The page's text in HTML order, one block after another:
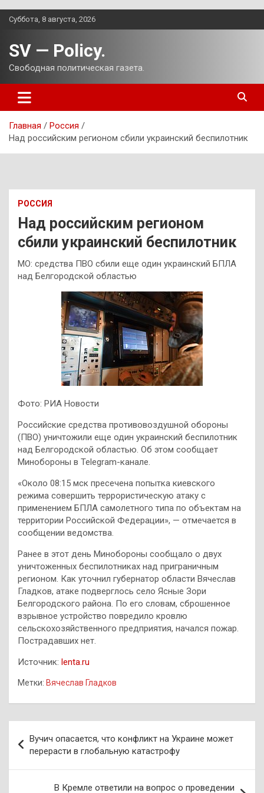
Перейти
Суббота, 8 августа, 2026
SV — Policy.
Свободная политическая газета.
Главная
Россия
Над российским регионом сбили украинский беспилотник
РОССИЯ
Над российским регионом
сбили украинский беспилотник
МО: средства ПВО сбили еще один украинский БПЛА
над Белгородской областью
Фото: РИА Новости
Российские средства противовоздушной обороны
(ПВО) уничтожили еще один украинский беспилотник
над Белгородской областью. Об этом сообщает
Минобороны в Telegram-канале.
«Около 08:15 мск пресечена попытка киевского
режима совершить террористическую атаку c
применением БПЛА самолетного типа по объектам на
территории Российской Федерации», — отмечается в
сообщении ведомства.
Ранее в этот день Минобороны сообщало о двух
уничтоженных беспилотниках над приграничным
регионом. Как уточнил губернатор области Вячеслав
Гладков, атаке подверглось село Ясные Зори
Белгородского района. По его словам, сброшенное
взрывное устройство повредило кровлю
сельскохозяйственного предприятия, начался пожар.
Пострадавших нет.
Источник: lenta.ru
Метки: Вячеслав Гладков
по
записям
Вучич опасается, что конфликт на Украине может
перерасти в глобальную катастрофу
В Кремле ответили на вопрос о проведении